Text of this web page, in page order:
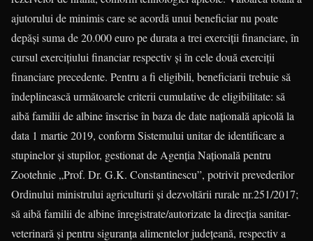
ajutorului de minimis care se acordă unui beneficiar nu poate
depăşi suma de 20.000 euro pe durata a trei exerciţii financiare, în
cursul exerciţiului financiar respectiv şi în cele două exerciţii
financiare precedente. Pentru a fi eligibili, beneficiarii trebuie să
îndeplinească următoarele criterii cumulative de eligibilitate: să
aibă familii de albine înscrise în baza de date națională apicolă la
data 1 martie 2019, conform Sistemului unitar de identificare a
stupinelor şi stupilor, gestionat de Agenția Națională pentru
Zootehnie „Prof. Dr. G.K. Constantinescu”, potrivit prevederilor
Ordinului ministrului agriculturii și dezvoltării rurale nr.251/2017;
să aibă familii de albine înregistrate/autorizate la direcția sanitar-
veterinară şi pentru siguranţa alimentelor județeană, respectiv a